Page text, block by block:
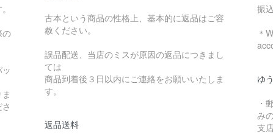
の
古本という商品の性格上、基本的に返品はご容
赦ください。
誤品配送、当店のミスが原因の返品につきまし
ては
商品到着後３日以内にご連絡をお願いいたしま
す。
返品送料
振
＊
ゆ
・
み
支